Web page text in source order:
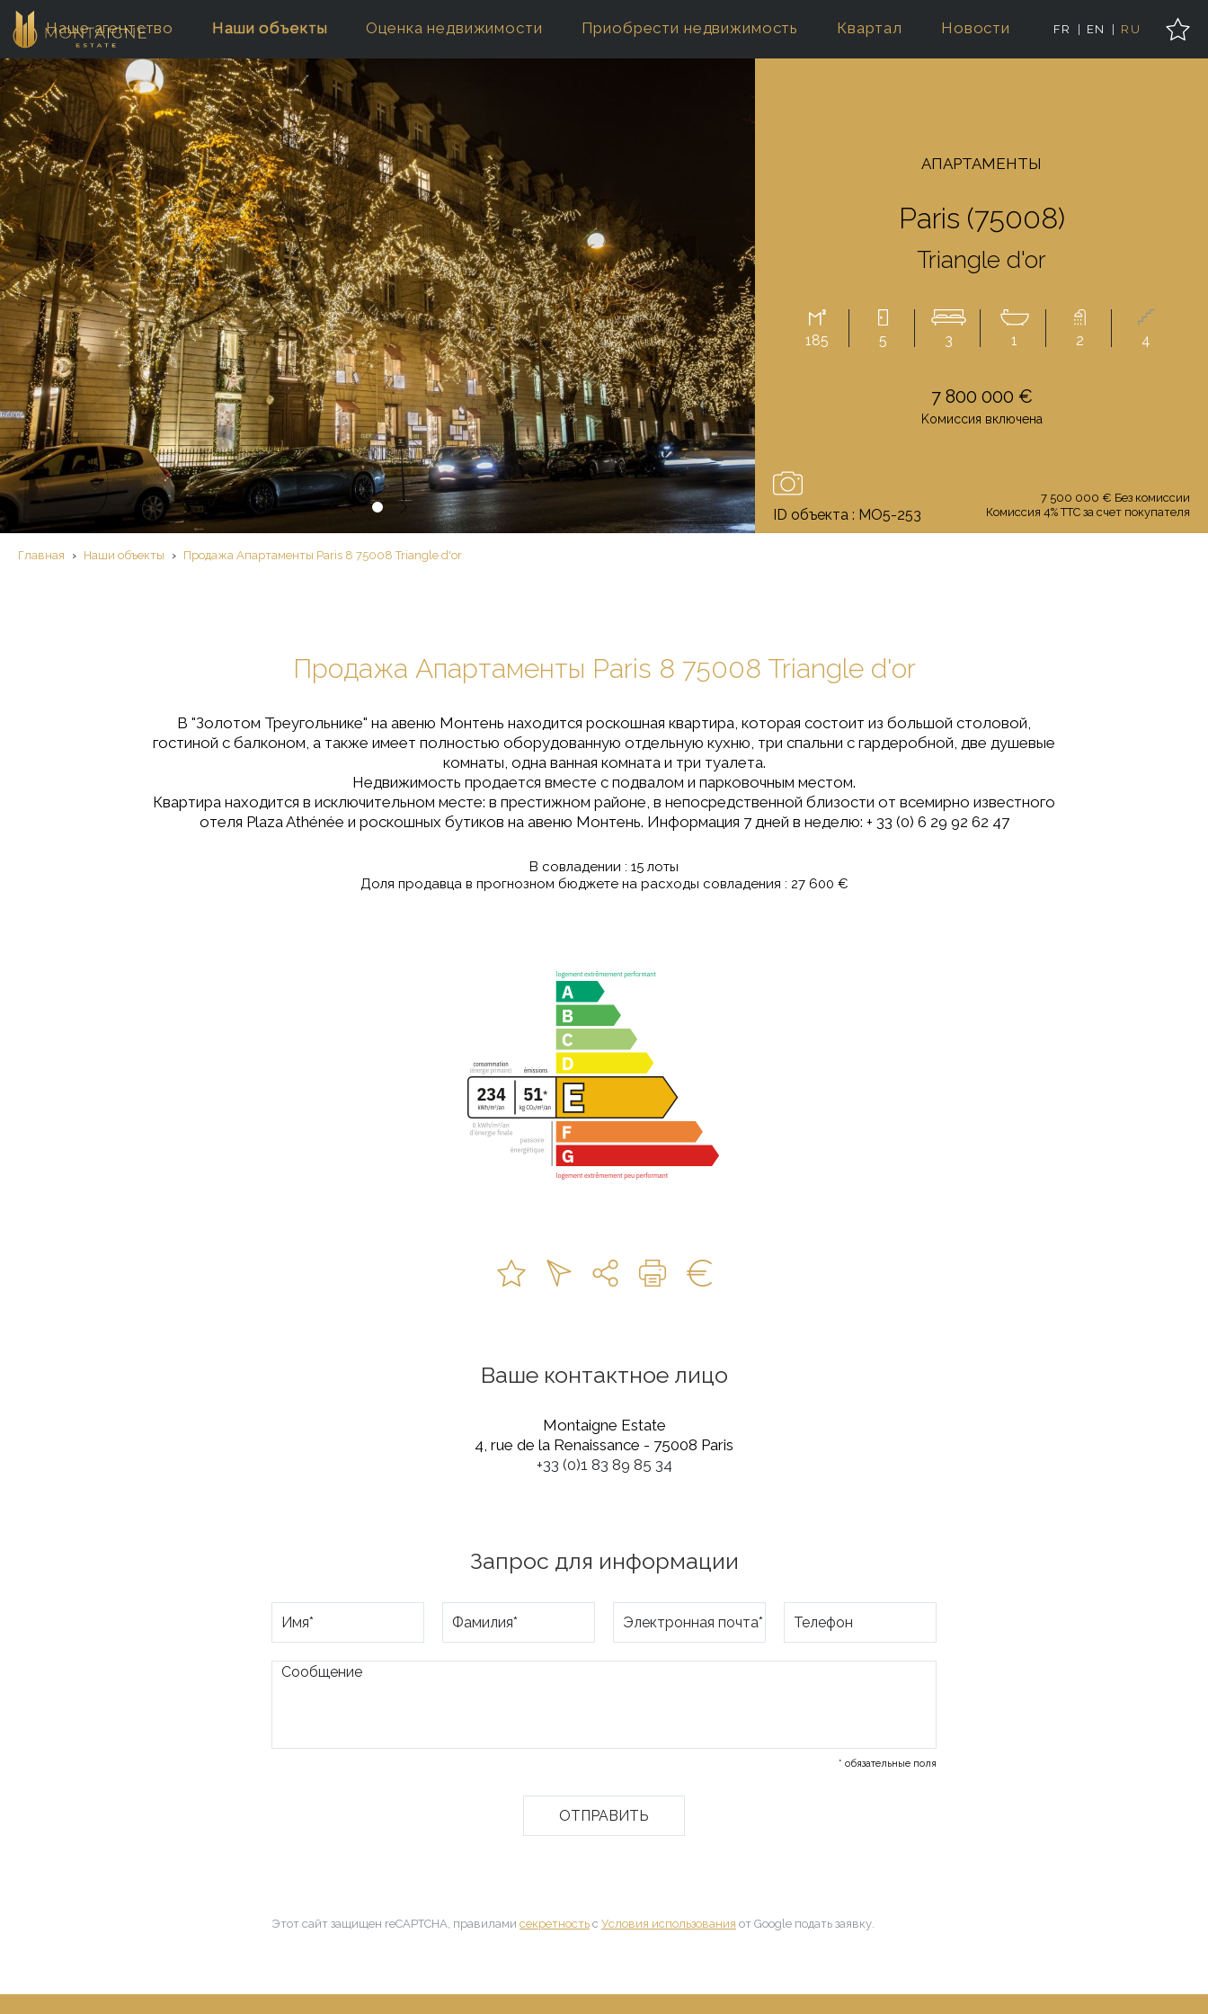
FR EN RU
Наше aгентство Наши объекты Оценка недвижимости Приобрести недвижимость Квартал Новости
AПАРТАМЕНТЫ
Paris (75008)
Triangle d'or
185 5 3 1 2 4
7 800 000 €
Kомиссия включенa
7 500 000 € Бeз комиссии
Комиссия 4% TTC за счет покупателя
ID объекта : MO5-253
Главная › Наши объекты › Продажа Aпартаменты Paris 8 75008 Triangle d'or
Продажа Aпартаменты Paris 8 75008 Triangle d'or
В "Золотом Треугольнике" на авеню Монтень находится роскошная квартира, которая состоит из большой столовой,
гостиной с балконом, a также имеет полностью оборудованную отдельную кухню, три спальни с гардеробной, две душевые
комнаты, одна ванная комната и три туалета.
Недвижимость продается вместе с подвалом и парковочным местом.
Квартира находится в исключительном месте: в престижном районе, в непосредственной близости от всемирно известного
отеля Plaza Athénée и роскошных бутиков на авеню Монтень. Информация 7 дней в неделю: + 33 (0) 6 29 92 62 47
В совладении : 15 лоты
Доля продавца в прогнозном бюджете на расходы совладения : 27 600 €
Ваше контактное лицо
Montaigne Estate
4, rue de la Renaissance - 75008 Paris
+33 (0)1 83 89 85 34
Запрос для информации
* обязательные поля
Этот сайт защищен reCAPTCHA, правилами секретность с Условия использования от Google подать заявку.